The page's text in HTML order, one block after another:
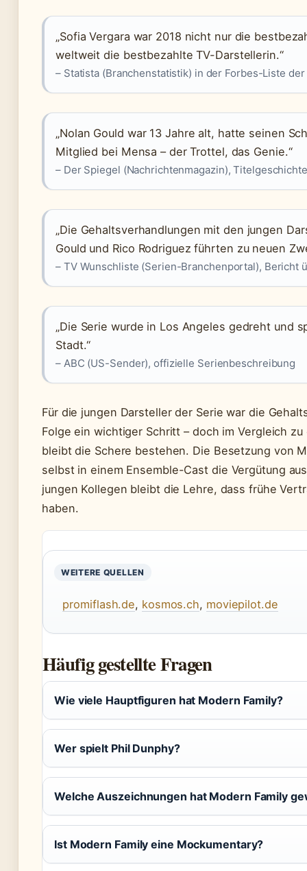
„Sofia Vergara war 2018 nicht nur die
weltweit die bestbezahlte TV-Darstellerin.“
– Statista (Branchenstatistik) in der Forbes-Liste
„Nolan Gould war 13 Jahre alt, hatte seinen
Mitglied bei Mensa – der Trottel, das Genie.“
– Der Spiegel (Nachrichtenmagazin),
„Die Gehaltsverhandlungen mit den jungen
Gould und Rico Rodriguez führten zu neuen
– TV Wunschliste (Serien-Branchenportal), Bericht
„Die Serie wurde in Los Angeles gedreht und
Stadt.“
– ABC (US-Sender), offizielle Serienbeschreibung
Für die jungen Darsteller der Serie war die
Folge ein wichtiger Schritt – doch im Vergleich
bleibt die Schere bestehen. Die Besetzung von
selbst in einem Ensemble-Cast die Vergütung
jungen Kollegen bleibt die Lehre, dass frühe
haben.
WEITERE QUELLEN
promiflash.de, kosmos.ch, moviepilot.de
Häufig gestellte Fragen
Wie viele Hauptfiguren hat Modern Family?
Wer spielt Phil Dunphy?
Welche Auszeichnungen hat Modern Family
Ist Modern Family eine Mockumentary?